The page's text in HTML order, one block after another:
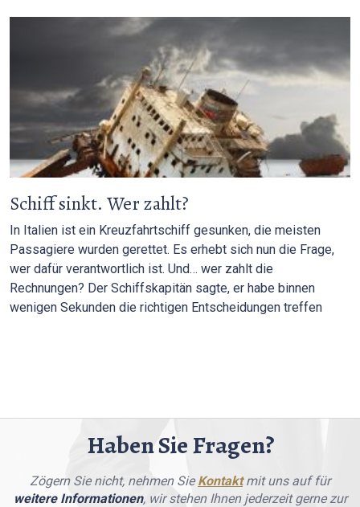
Schiff sinkt. Wer zahlt?
In Italien ist ein Kreuzfahrtschiff gesunken, die meisten
Passagiere wurden gerettet. Es erhebt sich nun die Frage,
wer dafür verantwortlich ist. Und… wer zahlt die
Rechnungen? Der Schiffskapitän sagte, er habe binnen
wenigen Sekunden die richtigen Entscheidungen treffen
Haben Sie Fragen?
Zögern Sie nicht, nehmen SieKontaktmit uns auf für
weitere Informationen, wir stehen Ihnen jederzeit gerne zur